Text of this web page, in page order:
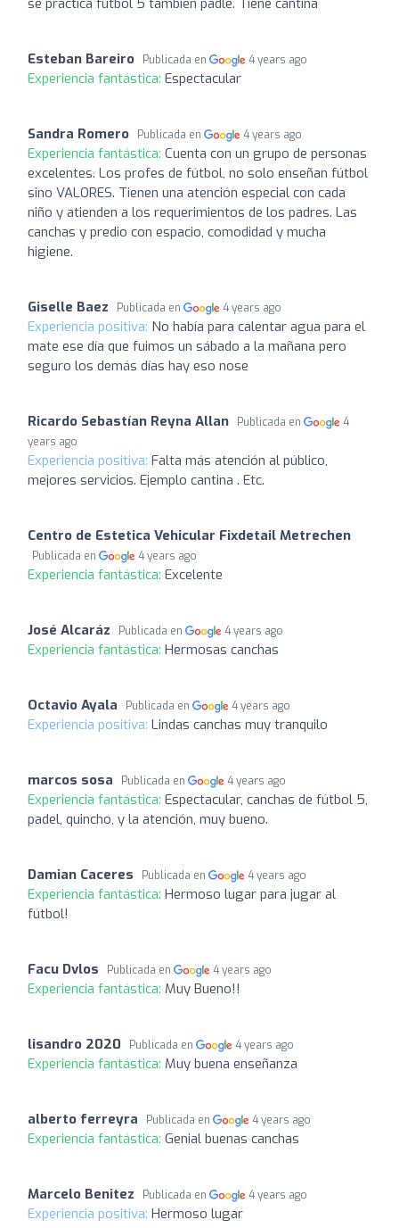
Esteban Bareiro Publicada en 4 years ago
Experiencia fantástica: Espectacular
Sandra Romero Publicada en 4 years ago
Experiencia fantástica: Cuenta con un grupo de personas
excelentes. Los profes de fútbol, no solo enseñan fútbol
sino VALORES. Tienen una atención especial con cada
niño y atienden a los requerimientos de los padres. Las
canchas y predio con espacio, comodidad y mucha
higiene.
Giselle Baez Publicada en 4 years ago
Experiencia positiva: No había para calentar agua para el
mate ese día que fuimos un sábado a la mañana pero
seguro los demás días hay eso nose
Ricardo Sebastían Reyna Allan Publicada en
4
years ago
Experiencia positiva: Falta más atención al público,
mejores servicios. Ejemplo cantina . Etc.
Centro de Estetica Vehicular Fixdetail Metrechen
Publicada en 4 years ago
Experiencia fantástica: Excelente
José Alcaráz Publicada en 4 years ago
Experiencia fantástica: Hermosas canchas
Octavio Ayala Publicada en 4 years ago
Experiencia positiva: Lindas canchas muy tranquilo
marcos sosa Publicada en 4 years ago
Experiencia fantástica: Espectacular, canchas de fútbol 5,
padel, quincho, y la atención, muy bueno.
Damian Caceres Publicada en 4 years ago
Experiencia fantástica: Hermoso lugar para jugar al
fútbol!
Facu Dvlos Publicada en 4 years ago
Experiencia fantástica: Muy Bueno!!
lisandro 2020 Publicada en 4 years ago
Experiencia fantástica: Muy buena enseñanza
alberto ferreyra Publicada en 4 years ago
Experiencia fantástica: Genial buenas canchas
Marcelo Benitez Publicada en 4 years ago
Experiencia positiva: Hermoso lugar